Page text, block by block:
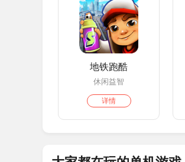
地铁跑酷
休闲益智
详情